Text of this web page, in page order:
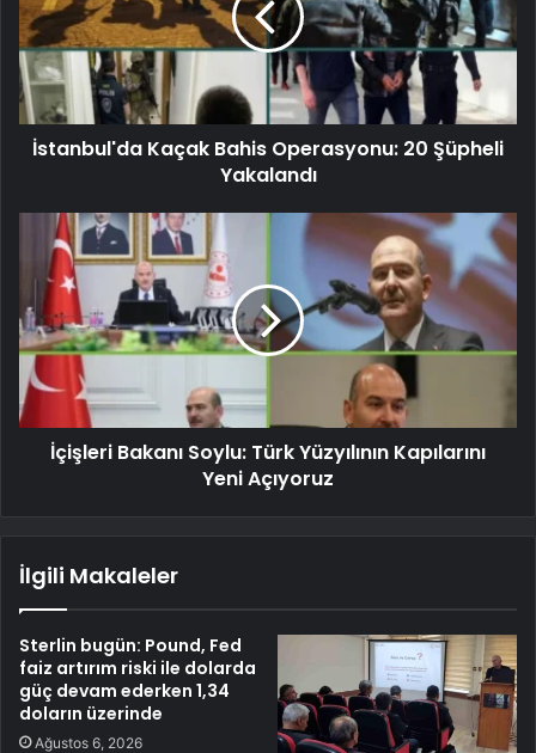
İstanbul'da Kaçak Bahis Operasyonu: 20 Şüpheli
Yakalandı
İçişleri Bakanı Soylu: Türk Yüzyılının Kapılarını
Yeni Açıyoruz
İlgili Makaleler
Sterlin bugün: Pound, Fed
faiz artırım riski ile dolarda
güç devam ederken 1,34
doların üzerinde
Ağustos 6, 2026